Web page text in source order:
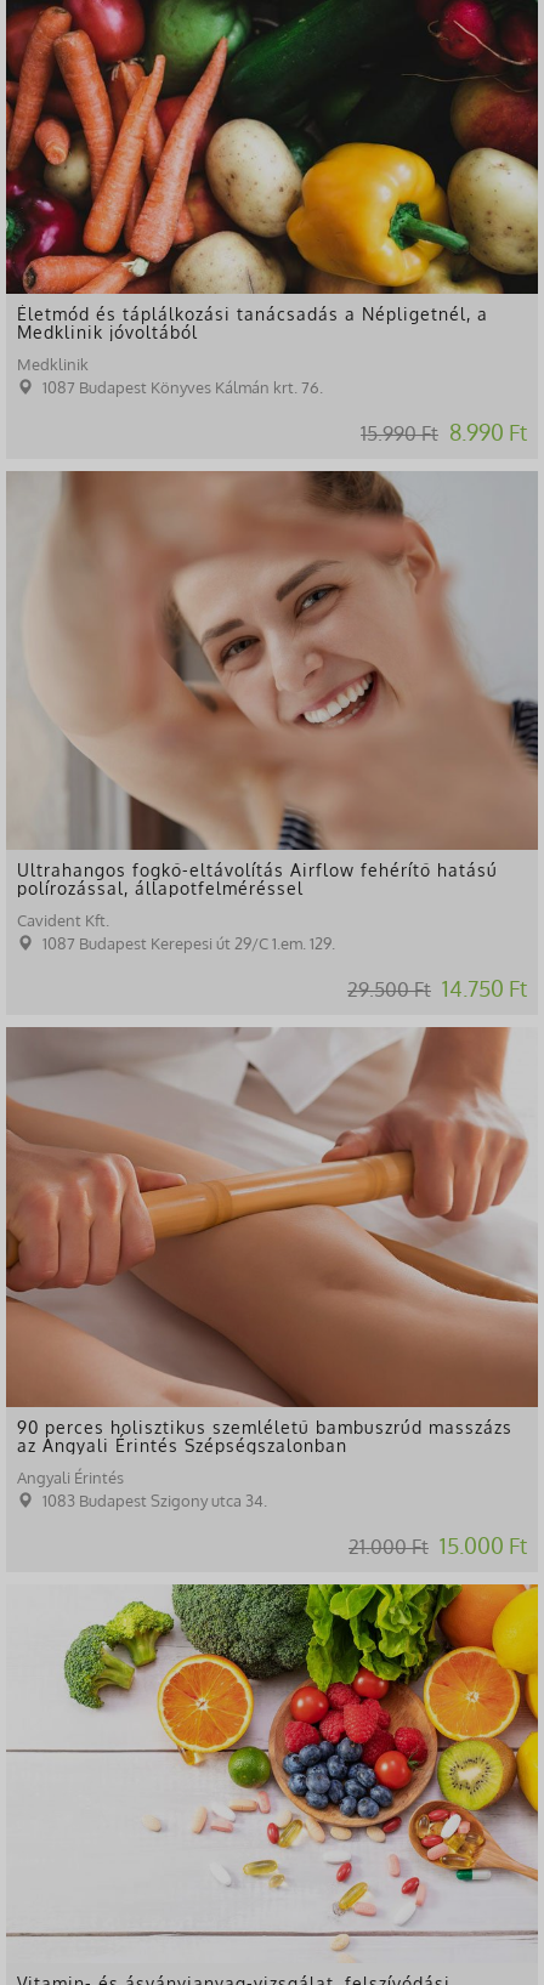
Életmód és táplálkozási tanácsadás a Népligetnél, a
Medklinik jóvoltából
Medklinik
1087 Budapest Könyves Kálmán krt. 76.
15.990 Ft 8.990 Ft
Ultrahangos fogkő-eltávolítás Airflow fehérítő hatású
polírozással, állapotfelméréssel
Cavident Kft.
1087 Budapest Kerepesi út 29/C 1.em. 129.
29.500 Ft 14.750 Ft
90 perces holisztikus szemléletű bambuszrúd masszázs
az Angyali Érintés Szépségszalonban
Angyali Érintés
1083 Budapest Szigony utca 34.
21.000 Ft 15.000 Ft